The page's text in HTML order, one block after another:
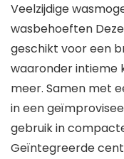
Veelzijdige
wasbehoeften
geschikt voor een
waaronder intieme
meer. Samen met
in een
gebruik in
Geïntegreerde